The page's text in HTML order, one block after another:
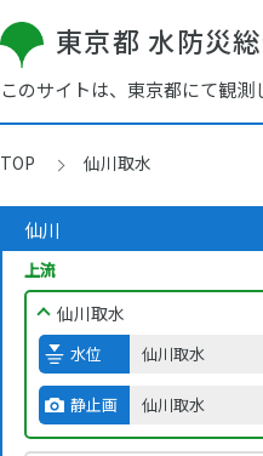
東京都 水防災
このサイトは、東京都にて観
TOP 仙川取水
仙川
上流
仙川取水
水位 仙川取水
静止画 仙川取水